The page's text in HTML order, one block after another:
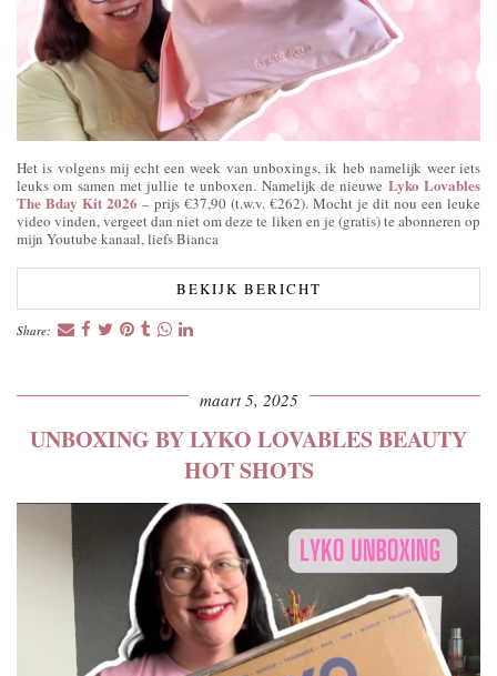
Het is volgens mij echt een week van unboxings, ik heb namelijk weer iets
leuks om samen met jullie te unboxen. Namelijk de nieuwe Lyko Lovables
The Bday Kit 2026 – prijs €37,90 (t.w.v. €262). Mocht je dit nou een leuke
video vinden, vergeet dan niet om deze te liken en je (gratis) te abonneren op
mijn Youtube kanaal, liefs Bianca
BEKIJK BERICHT
Share:
maart 5, 2025
UNBOXING BY LYKO LOVABLES BEAUTY
HOT SHOTS